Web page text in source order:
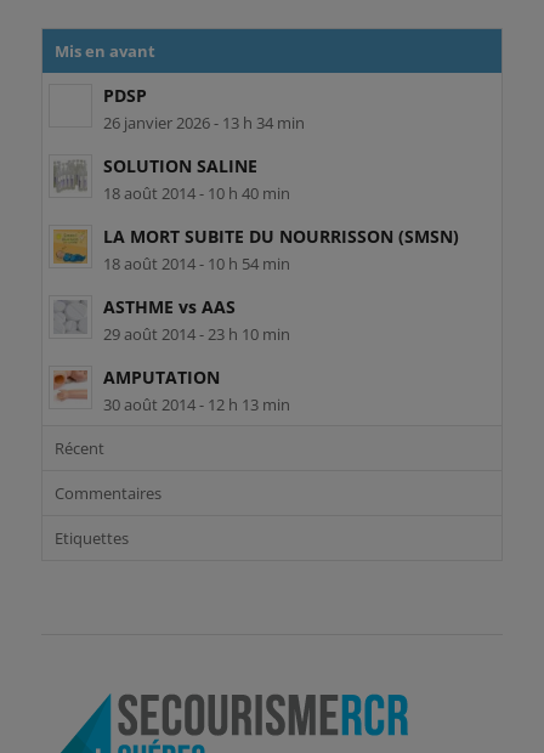
Mis en avant
PDSP
26 janvier 2026 - 13 h 34 min
SOLUTION SALINE
18 août 2014 - 10 h 40 min
LA MORT SUBITE DU NOURRISSON (SMSN)
18 août 2014 - 10 h 54 min
ASTHME vs AAS
29 août 2014 - 23 h 10 min
AMPUTATION
30 août 2014 - 12 h 13 min
Récent
Commentaires
Etiquettes